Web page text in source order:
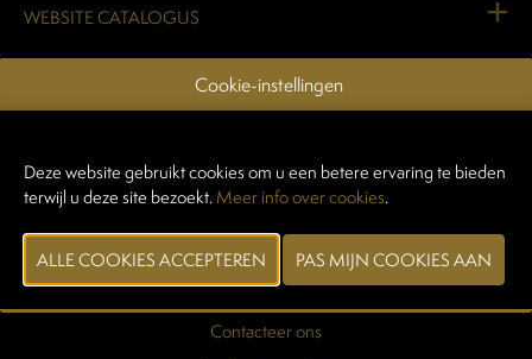
WEBSITE CATALOGUS
Praktische info
Exposantenlijst
Contacteer ons
Cookie-instellingen
Deze website gebruikt cookies om u een betere ervaring te bieden
terwijl u deze site bezoekt.Meer info over cookies.